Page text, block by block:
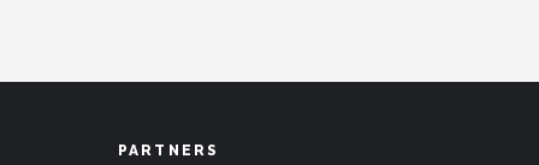
PARTNERS